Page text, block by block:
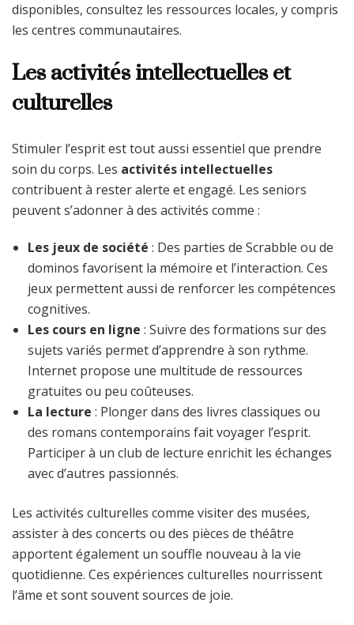
disponibles, consultez les ressources locales, y compris
les centres communautaires.
Les activités intellectuelles et
culturelles
Stimuler l’esprit est tout aussi essentiel que prendre
soin du corps. Les activités intellectuelles
contribuent à rester alerte et engagé. Les seniors
peuvent s’adonner à des activités comme :
Les jeux de société : Des parties de Scrabble ou de
dominos favorisent la mémoire et l’interaction. Ces
jeux permettent aussi de renforcer les compétences
cognitives.
Les cours en ligne : Suivre des formations sur des
sujets variés permet d’apprendre à son rythme.
Internet propose une multitude de ressources
gratuites ou peu coûteuses.
La lecture : Plonger dans des livres classiques ou
des romans contemporains fait voyager l’esprit.
Participer à un club de lecture enrichit les échanges
avec d’autres passionnés.
Les activités culturelles comme visiter des musées,
assister à des concerts ou des pièces de théâtre
apportent également un souffle nouveau à la vie
quotidienne. Ces expériences culturelles nourrissent
l’âme et sont souvent sources de joie.